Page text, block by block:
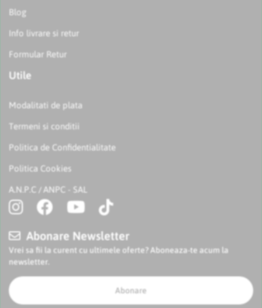
Blog
Info livrare si retur
Formular Retur
Utile
Modalitati de plata
Termeni si conditii
Politica de Confidentialitate
Politica Cookies
A.N.P.C / ANPC - SAL
Abonare Newsletter
Vrei sa fii la curent cu ultimele oferte? Aboneaza-te acum la
newsletter.
Abonare